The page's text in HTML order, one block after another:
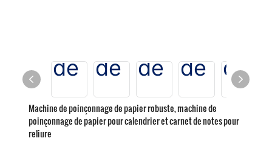
Machine de poinçonnage de papier robuste, machine de
poinçonnage de papier pour calendrier et carnet de notes pour
reliure